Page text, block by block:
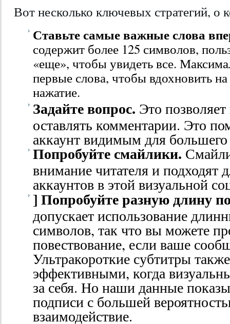
Вот несколько ключевых стратегий, о
Ставьте самые важные слова
содержит более 125 символов,
«еще», чтобы увидеть все.
первые слова, чтобы вдохновить
нажатие.
Задайте вопрос. Это
оставлять комментарии. Это
аккаунт видимым для
Попробуйте смайлики.
внимание читателя и подходят
аккаунтов в этой визуальной
] Попробуйте разную длину
допускает использование
символов, так что вы можете
повествование, если ваше
Ультракороткие субтитры
эффективными, когда
за себя. Но наши данные
подписи с большей
взаимодействие.